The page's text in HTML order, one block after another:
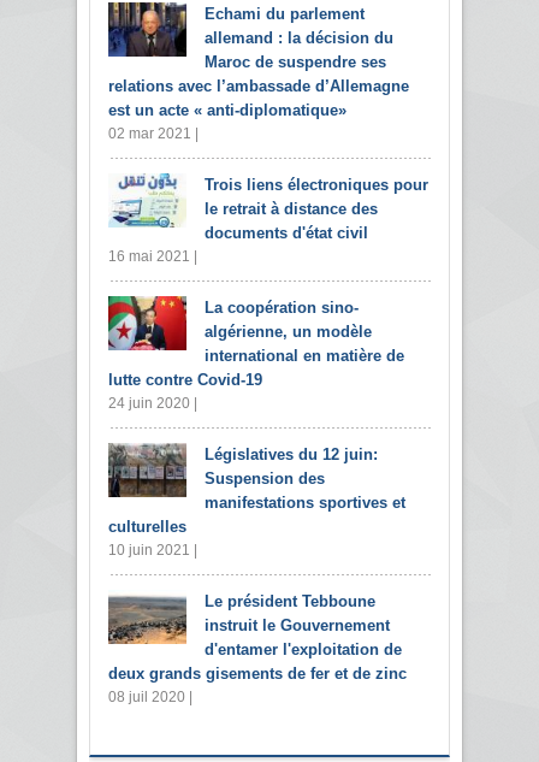
Echami du parlement
allemand : la décision du
Maroc de suspendre ses
relations avec l’ambassade d’Allemagne
est un acte « anti-diplomatique»
02 mar 2021 |
Trois liens électroniques pour
le retrait à distance des
documents d'état civil
16 mai 2021 |
La coopération sino-
algérienne, un modèle
international en matière de
lutte contre Covid-19
24 juin 2020 |
Législatives du 12 juin:
Suspension des
manifestations sportives et
culturelles
10 juin 2021 |
Le président Tebboune
instruit le Gouvernement
d'entamer l'exploitation de
deux grands gisements de fer et de zinc
08 juil 2020 |